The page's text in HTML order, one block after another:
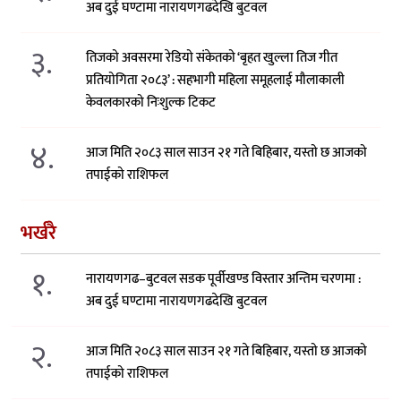
अब दुई घण्टामा नारायणगढदेखि बुटवल
३.
तिजको अवसरमा रेडियो संकेतको ‘बृहत खुल्ला तिज गीत
प्रतियोगिता २०८३’ : सहभागी महिला समूहलाई मौलाकाली
केवलकारको निःशुल्क टिकट
४.
आज मिति २०८३ साल साउन २१ गते बिहिबार, यस्तो छ आजको
तपाईको राशिफल
भर्खरै
१.
नारायणगढ–बुटवल सडक पूर्वीखण्ड विस्तार अन्तिम चरणमा :
अब दुई घण्टामा नारायणगढदेखि बुटवल
२.
आज मिति २०८३ साल साउन २१ गते बिहिबार, यस्तो छ आजको
तपाईको राशिफल